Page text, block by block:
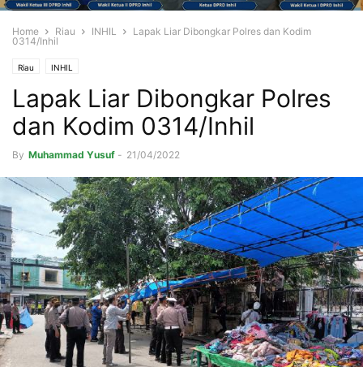
Home Riau INHIL
Lapak Liar Dibongkar Polres dan Kodim
0314/Inhil
Riau INHIL
Lapak Liar Dibongkar Polres
dan Kodim 0314/Inhil
By Muhammad Yusuf - 21/04/2022